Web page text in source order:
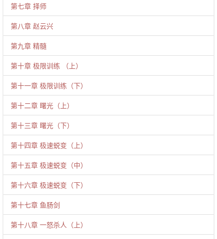
第七章 择师
第八章 赵云兴
第九章 精髓
第十章 极限训练 （上）
第十一章 极限训练（下）
第十二章 曙光（上）
第十三章 曙光（下）
第十四章 极速蜕变（上）
第十五章 极速蜕变（中）
第十六章 极速蜕变（下）
第十七章 鱼肠剑
第十八章 一怒杀人（上）